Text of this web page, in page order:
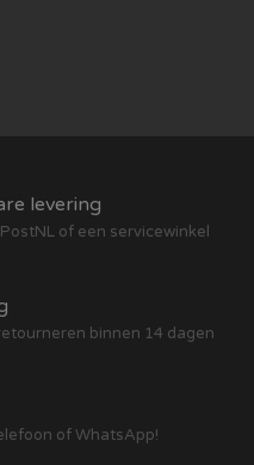
levering
of een servicewinkel
binnen 14 dagen
of WhatsApp!